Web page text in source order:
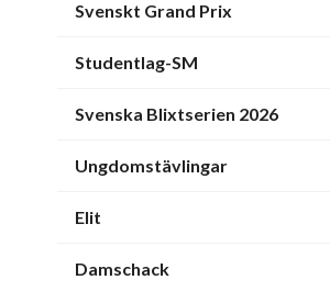
Svenskt Grand Prix
Studentlag-SM
Svenska Blixtserien 2026
Ungdomstävlingar
Elit
Damschack